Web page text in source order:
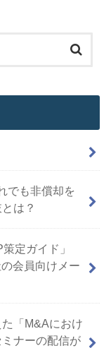
でも非償却を
は？
定ガイド」
会員向けメー
「M&Aにおけ
ナーの配信が